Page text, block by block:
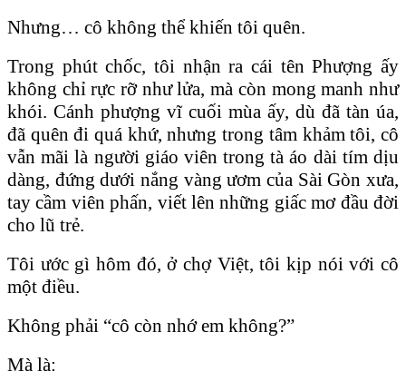
Nhưng… cô không thể khiến tôi quên.
Trong phút chốc, tôi nhận ra cái tên Phượng ấy
không chỉ rực rỡ như lửa, mà còn mong manh như
khói. Cánh phượng vĩ cuối mùa ấy, dù đã tàn úa,
đã quên đi quá khứ, nhưng trong tâm khảm tôi, cô
vẫn mãi là người giáo viên trong tà áo dài tím dịu
dàng, đứng dưới nắng vàng ươm của Sài Gòn xưa,
tay cầm viên phấn, viết lên những giấc mơ đầu đời
cho lũ trẻ.
Tôi ước gì hôm đó, ở chợ Việt, tôi kịp nói với cô
một điều.
Không phải “cô còn nhớ em không?”
Mà là: